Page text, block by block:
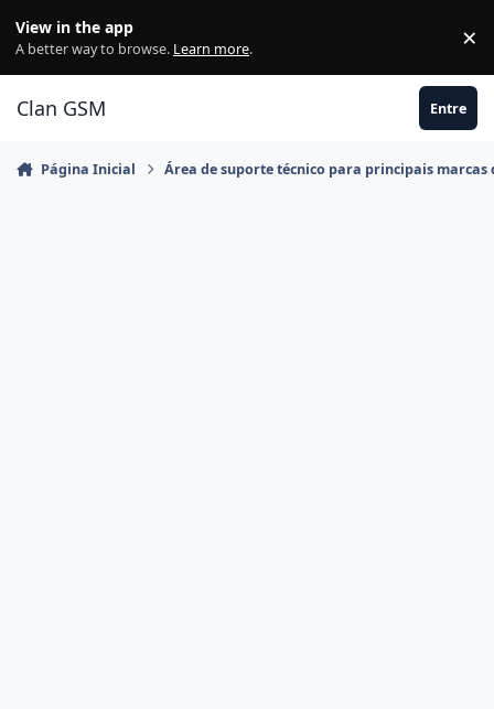
View in the app
A better way to browse. Learn more. ×
Clan GSM Entre
Página Inicial Área de suporte técnico para principais marcas